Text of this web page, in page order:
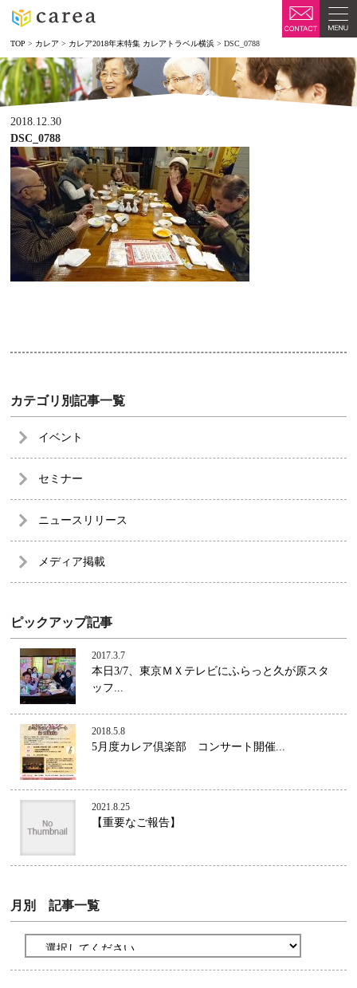
TOP > カレア > カレア2018年末特集 カレアトラベル横浜 >DSC_0788
2018.12.30
DSC_0788
カテゴリ別記事一覧
イベント
セミナー
ニュースリリース
メディア掲載
ピックアップ記事
2017.3.7
本日3/7、東京ＭＸテレビにふらっと久が原スタ
ッフ...
2018.5.8
5月度カレア倶楽部 コンサート開催...
2021.8.25
【重要なご報告】
月別 記事一覧